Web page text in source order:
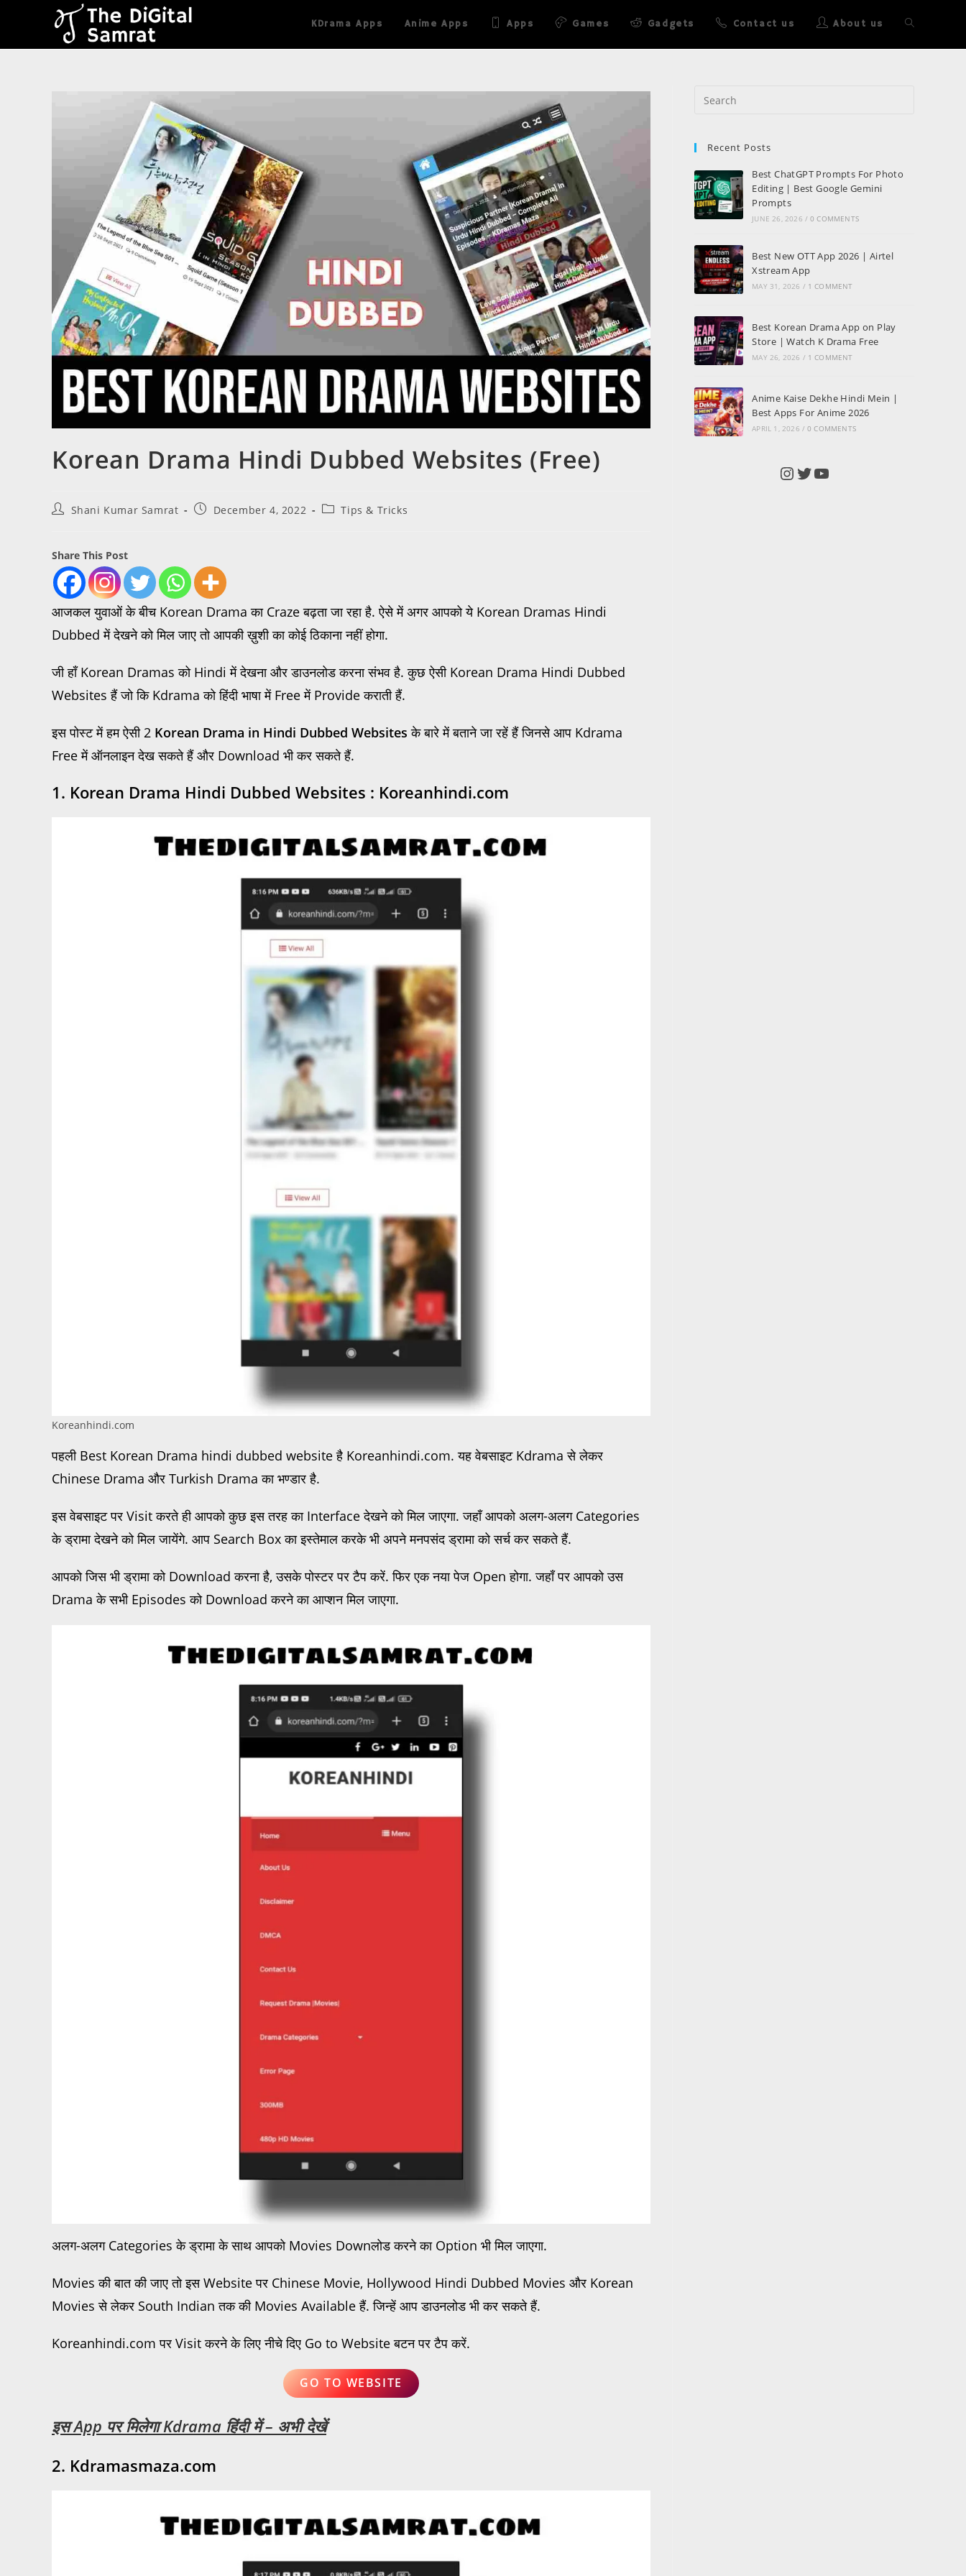
KDrama Apps Anime Apps Apps Games Gadgets Contact us About us
Korean Drama Hindi Dubbed Websites (Free)
Shani Kumar Samrat December 4, 2022 Tips & Tricks
Share This Post
आजकल युवाओं के बीच Korean Drama का Craze बढ़ता जा रहा है. ऐसे में अगर आपको ये Korean Dramas Hindi
Dubbed में देखने को मिल जाए तो आपकी ख़ुशी का कोई ठिकाना नहीं होगा.
जी हाँ Korean Dramas को Hindi में देखना और डाउनलोड करना संभव है. कुछ ऐसी Korean Drama Hindi Dubbed
Websites हैं जो कि Kdrama को हिंदी भाषा में Free में Provide कराती हैं.
इस पोस्ट में हम ऐसी 2 Korean Drama in Hindi Dubbed Websites के बारे में बताने जा रहें हैं जिनसे आप Kdrama
Free में ऑनलाइन देख सकते हैं और Download भी कर सकते हैं.
1. Korean Drama Hindi Dubbed Websites : Koreanhindi.com
Koreanhindi.com
पहली Best Korean Drama hindi dubbed website है Koreanhindi.com. यह वेबसाइट Kdrama से लेकर
Chinese Drama और Turkish Drama का भण्डार है.
इस वेबसाइट पर Visit करते ही आपको कुछ इस तरह का Interface देखने को मिल जाएगा. जहाँ आपको अलग-अलग Categories
के ड्रामा देखने को मिल जायेंगे. आप Search Box का इस्तेमाल करके भी अपने मनपसंद ड्रामा को सर्च कर सकते हैं.
आपको जिस भी ड्रामा को Download करना है, उसके पोस्टर पर टैप करें. फिर एक नया पेज Open होगा. जहाँ पर आपको उस
Drama के सभी Episodes को Download करने का आप्शन मिल जाएगा.
अलग-अलग Categories के ड्रामा के साथ आपको Movies Downलोड करने का Option भी मिल जाएगा.
Movies की बात की जाए तो इस Website पर Chinese Movie, Hollywood Hindi Dubbed Movies और Korean
Movies से लेकर South Indian तक की Movies Available हैं. जिन्हें आप डाउनलोड भी कर सकते हैं.
Koreanhindi.com पर Visit करने के लिए नीचे दिए Go to Website बटन पर टैप करें.
GO TO WEBSITE
इस App पर मिलेगा Kdrama हिंदी में – अभी देखें
2. Kdramasmaza.com
Recent Posts
Best ChatGPT Prompts For Photo
Editing | Best Google Gemini
Prompts
JUNE 26, 2026 / 0 COMMENTS
Best New OTT App 2026 | Airtel
Xstream App
MAY 31, 2026 / 1 COMMENT
Best Korean Drama App on Play
Store | Watch K Drama Free
MAY 26, 2026 / 1 COMMENT
Anime Kaise Dekhe Hindi Mein |
Best Apps For Anime 2026
APRIL 1, 2026 / 0 COMMENTS